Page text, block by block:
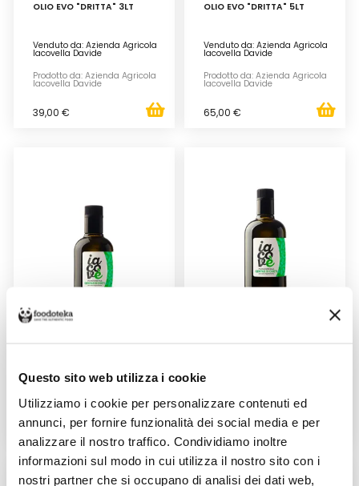
Questo sito web utilizza i cookie
Utilizziamo i cookie per personalizzare contenuti ed
annunci, per fornire funzionalità dei social media e per
analizzare il nostro traffico. Condividiamo inoltre
informazioni sul modo in cui utilizza il nostro sito con i
nostri partner che si occupano di analisi dei dati web,
OLIO EVO "DRITTA" 3LT
Venduto da: Azienda Agricola
Iacovella Davide
Prodotto da: Azienda Agricola
Iacovella Davide
39,00 €
OLIO EVO "DRITTA" 5LT
Venduto da: Azienda Agricola
Iacovella Davide
Prodotto da: Azienda Agricola
Iacovella Davide
65,00 €
OLIO EVO "GENTILE DI CHIETI"
Iacovella Davide
9,80 €
OLIO EVO "GENTILE DI CHIETI"
Iacovella Davide
13,00 €